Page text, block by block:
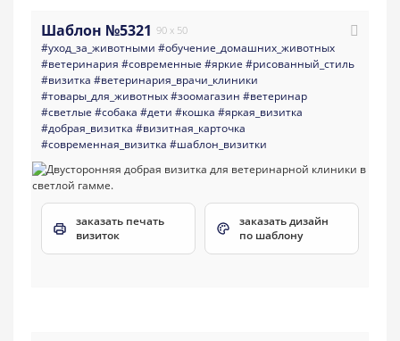
Шаблон №5321 90 x 50
#уход_за_животными #обучение_домашних_животных
#ветеринария #современные #яркие #рисованный_стиль
#визитка #ветеринария_врачи_клиники
#товары_для_животных#зоомагазин #ветеринар
#светлые #собака #дети #кошка #яркая_визитка
#добрая_визитка #визитная_карточка
#современная_визитка #шаблон_визитки
заказать печать
визиток
заказать дизайн
по шаблону